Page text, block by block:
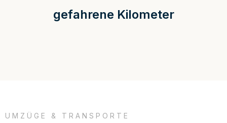
gefahrene Kilometer
UMZÜGE & TRANSPORTE